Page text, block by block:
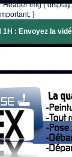
img {
}
1H : Envoyez la